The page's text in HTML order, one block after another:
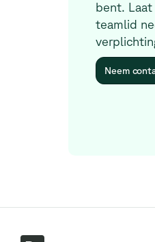
bent. Laat
teamlid
Neem